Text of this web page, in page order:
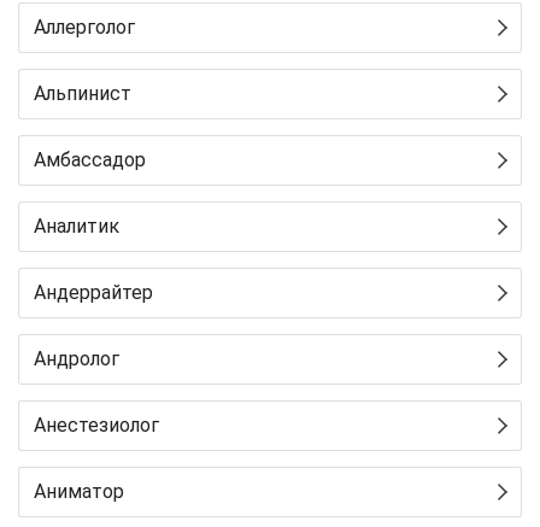
Аллерголог
Альпинист
Амбассадор
Аналитик
Андеррайтер
Андролог
Анестезиолог
Аниматор